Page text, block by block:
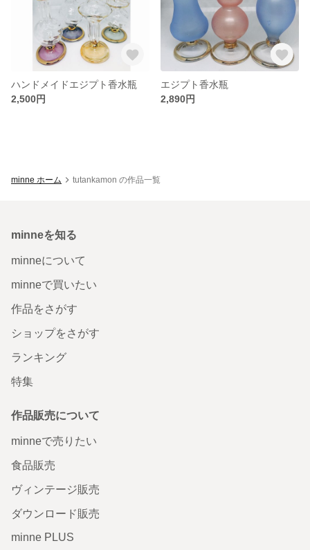
ハンドメイドエジプト香水瓶
2,500円
エジプト香水瓶
2,890円
minne ホーム tutankamon の作品一覧
minneを知る
minneについて
minneで買いたい
作品をさがす
ショップをさがす
ランキング
特集
作品販売について
minneで売りたい
食品販売
ヴィンテージ販売
ダウンロード販売
minne PLUS